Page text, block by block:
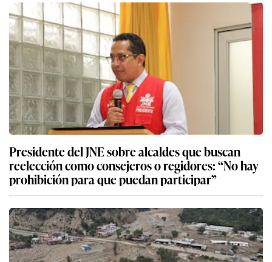
Presidente del JNE sobre alcaldes que buscan
reelección como consejeros o regidores: “No hay
prohibición para que puedan participar”